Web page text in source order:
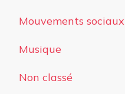
Mouvements sociaux
Musique
Non classé